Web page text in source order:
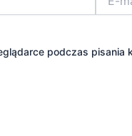
mail*
podczas pisania